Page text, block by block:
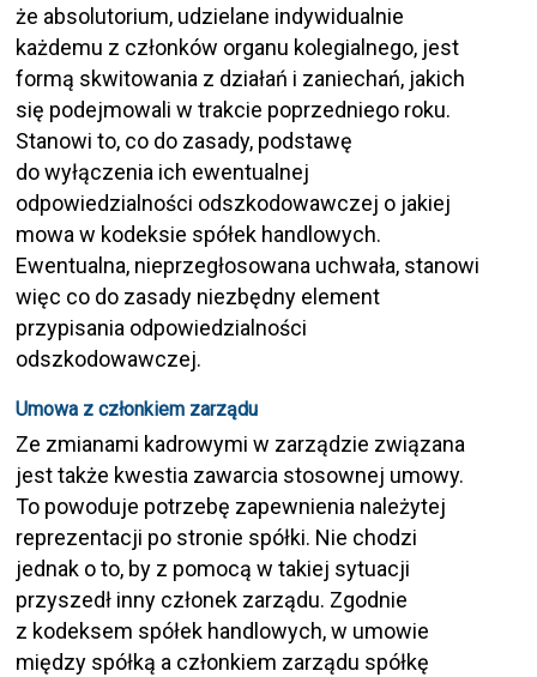
że absolutorium, udzielane indywidualnie
każdemu z członków organu kolegialnego, jest
formą skwitowania z działań i zaniechań, jakich
się podejmowali w trakcie poprzedniego roku.
Stanowi to, co do zasady, podstawę
do wyłączenia ich ewentualnej
odpowiedzialności odszkodowawczej o jakiej
mowa w kodeksie spółek handlowych.
Ewentualna, nieprzegłosowana uchwała, stanowi
więc co do zasady niezbędny element
przypisania odpowiedzialności
odszkodowawczej.
Umowa z członkiem zarządu
Ze zmianami kadrowymi w zarządzie związana
jest także kwestia zawarcia stosownej umowy.
To powoduje potrzebę zapewnienia należytej
reprezentacji po stronie spółki. Nie chodzi
jednak o to, by z pomocą w takiej sytuacji
przyszedł inny członek zarządu. Zgodnie
z kodeksem spółek handlowych, w umowie
między spółką a członkiem zarządu spółkę